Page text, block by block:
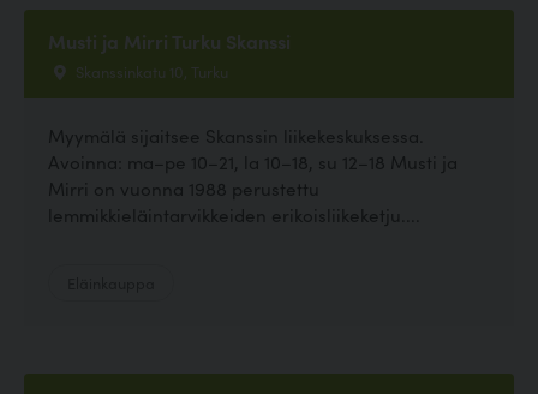
Musti ja Mirri Turku Skanssi
Skanssinkatu 10, Turku
Myymälä sijaitsee Skanssin liikekeskuksessa.
Avoinna: ma–pe 10–21, la 10–18, su 12–18 Musti ja
Mirri on vuonna 1988 perustettu
lemmikkieläintarvikkeiden erikoisliikeketju....